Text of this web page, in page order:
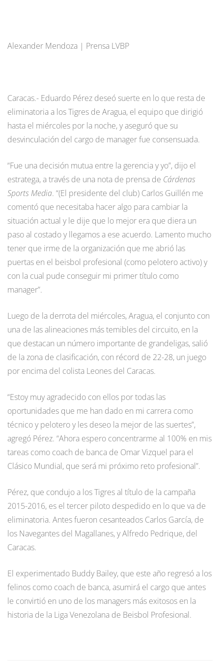
Alexander Mendoza | Prensa LVBP
Caracas.- Eduardo Pérez deseó suerte en lo que resta de
eliminatoria a los Tigres de Aragua, el equipo que dirigió
hasta el miércoles por la noche, y aseguró que su
desvinculación del cargo de manager fue consensuada.
“Fue una decisión mutua entre la gerencia y yo”, dijo el
estratega, a través de una nota de prensa de Cárdenas
Sports Media. “(El presidente del club) Carlos Guillén me
comentó que necesitaba hacer algo para cambiar la
situación actual y le dije que lo mejor era que diera un
paso al costado y llegamos a ese acuerdo. Lamento mucho
tener que irme de la organización que me abrió las
puertas en el beisbol profesional (como pelotero activo) y
con la cual pude conseguir mi primer título como
manager”.
Luego de la derrota del miércoles, Aragua, el conjunto con
una de las alineaciones más temibles del circuito, en la
que destacan un número importante de grandeligas, salió
de la zona de clasificación, con récord de 22-28, un juego
por encima del colista Leones del Caracas.
“Estoy muy agradecido con ellos por todas las
oportunidades que me han dado en mi carrera como
técnico y pelotero y les deseo la mejor de las suertes”,
agregó Pérez. “Ahora espero concentrarme al 100% en mis
tareas como coach de banca de Omar Vizquel para el
Clásico Mundial, que será mi próximo reto profesional”.
Pérez, que condujo a los Tigres al título de la campaña
2015-2016, es el tercer piloto despedido en lo que va de
eliminatoria. Antes fueron cesanteados Carlos García, de
los Navegantes del Magallanes, y Alfredo Pedrique, del
Caracas.
El experimentado Buddy Bailey, que este año regresó a los
felinos como coach de banca, asumirá el cargo que antes
le convirtió en uno de los managers más exitosos en la
historia de la Liga Venezolana de Beisbol Profesional.